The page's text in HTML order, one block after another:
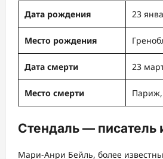
Дата рождения 23
Место рождения
Дата смерти 23
Место смерти
Стендаль — писатель
Мари-Анри Бейль, более